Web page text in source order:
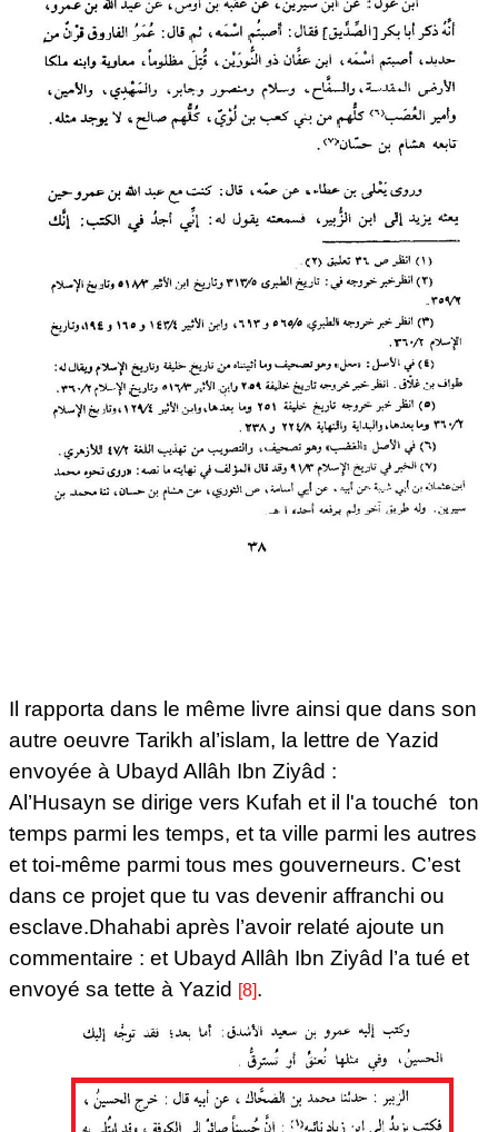
Il rapporta dans le même livre ainsi que dans son
autre oeuvre Tarikh al’islam, la lettre de Yazid
envoyée à Ubayd Allâh Ibn Ziyâd :
Al’Husayn se dirige vers Kufah et il l'a touché ton
temps parmi les temps, et ta ville parmi les autres
et toi-même parmi tous mes gouverneurs. C’est
dans ce projet que tu vas devenir affranchi ou
esclave.Dhahabi après l’avoir relaté ajoute un
commentaire : et Ubayd Allâh Ibn Ziyâd l’a tué et
envoyé sa tette à Yazid [8].